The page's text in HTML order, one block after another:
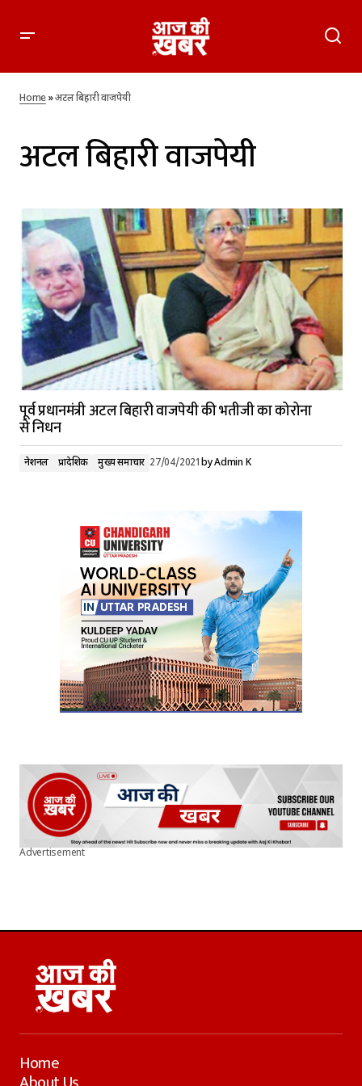
Home»अटल बिहारी वाजपेयी
अटल बिहारी वाजपेयी
पूर्व प्रधानमंत्री अटल बिहारी वाजपेयी की भतीजी का कोरोना
से निधन
नेशनल प्रादेशिक मुख्य समाचार 27/04/2021byAdmin K
Advertisement
Home